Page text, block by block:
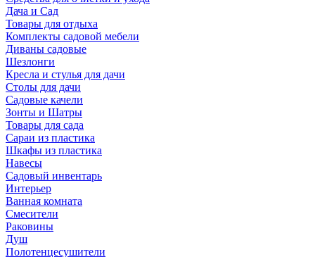
Дача и Сад
Товары для отдыха
Комплекты садовой мебели
Диваны садовые
Шезлонги
Кресла и стулья для дачи
Столы для дачи
Садовые качели
Зонты и Шатры
Товары для сада
Сараи из пластика
Шкафы из пластика
Навесы
Садовый инвентарь
Интерьер
Ванная комната
Смесители
Раковины
Душ
Полотенцесушители